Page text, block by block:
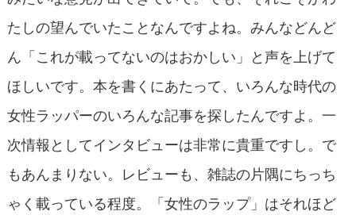
たしの望んでいたことなんですよね。みんなどんど
ん「これが載ってないのはおかしい」と声を上げて
ほしいです。本を書くにあたって、いろんな時代の
女性ラッパーのいろんな記事を探したんですよ。一
次情報としてインタビューは非常に貴重ですし。で
もあんまりない。レビューも、雑誌の片隅にちっち
ゃく載っている程度。「女性のラップ」はそれほど